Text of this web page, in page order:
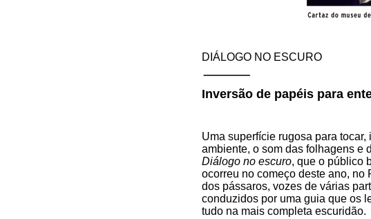
DIÁLOGO NO ESCURO
Inversão de papéis para
Uma superfície rugosa para
ambiente, o som das folhagens e
Diálogo no escuro, que o público
ocorreu no começo deste ano,
dos pássaros, vozes de várias
conduzidos por uma guia que os
tudo na mais completa escuridão.